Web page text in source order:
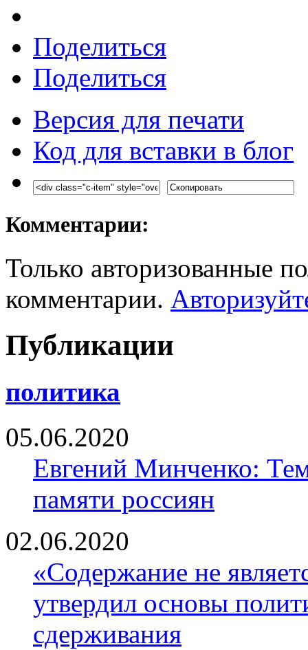
Поделиться
Поделиться
Версия для печати
Код для вставки в блог
Комментарии:
Только авторизованные
комментарии.
Публикации
политика
05.06.2020
Евгений Минченко:
памяти россиян
02.06.2020
«Содержание не
утвердил основы
сдерживания